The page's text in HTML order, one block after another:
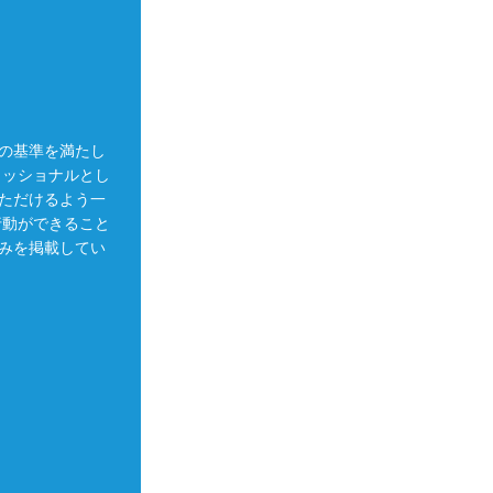
基準を満たし
ショナルとし
だけるよう一
ができること
を掲載してい